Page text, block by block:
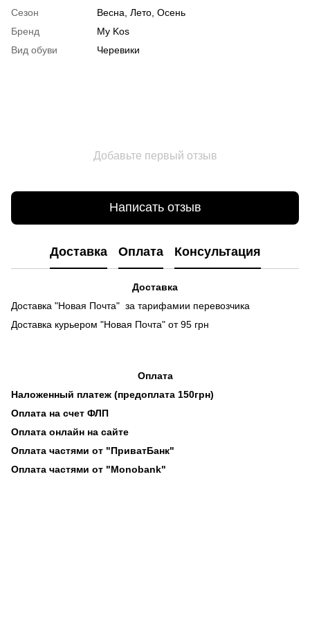
Сезон
Весна, Лето, Осень
Бренд
My Kos
Вид обуви
Черевики
Добавьте первый отзыв
Написать отзыв
Доставка Оплата Консультация
Доставка
Доставка "Новая Почта" за тарифамии перевозчика
Доставка курьером "Новая Почта" от 95 грн
Оплата
Наложенный платеж (предоплата 150грн)
Оплата на счет ФЛП
Оплата онлайн на сайте
Оплата частями от "ПриватБанк"
Оплата частями от "Monobank"